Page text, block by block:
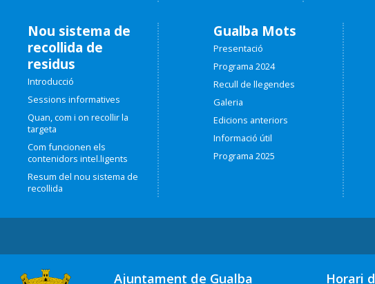
Nou sistema de
recollida de
residus
Introducció
Sessions informatives
Quan, com i on recollir la
targeta
Com funcionen els
contenidors intel.ligents
Resum del nou sistema de
recollida
Gualba Mots
Presentació
Programa 2024
Recull de llegendes
Galeria
Edicions anteriors
Informació útil
Programa 2025
Ajuntament de Gualba Horari